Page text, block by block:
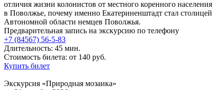
отличия жизни колонистов от местного коренного населения
в Поволжье, почему именно Екатериненштадт стал столицей
Автономной области немцев Поволжья.
Предварительная запись на экскурсию по телефону
+7 (84567) 56-5-83
Длительность: 45 мин.
Стоимость билета: от 140 руб.
Купить билет
Экскурсия «Природная мозаика»